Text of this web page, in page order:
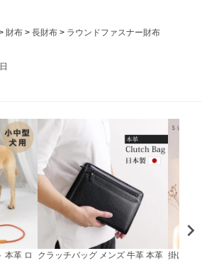
財布 長財布
ラウンドファスナー財布
本革 ロ
クラッチバッグ メンズ 牛革 本革 掛け時